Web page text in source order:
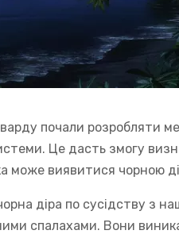
почали розробляти
Це дасть змогу
може виявитися чорною
діра по сусідству з
спалахами. Вони